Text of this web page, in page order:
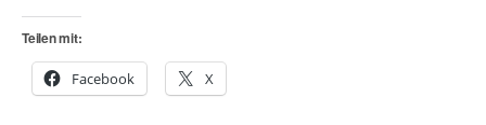
Teilen mit:
Facebook X